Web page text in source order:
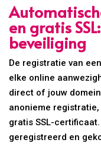
en gratis
beveiliging
De registratie van
elke online
direct of jouw
anonieme
gratis SSL-
geregistreerd en